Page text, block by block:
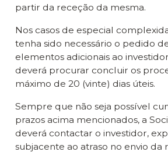
partir da receção da mesma.
Nos casos de especial
tenha sido necessário o pedido
elementos adicionais ao
deverá procurar concluir os
máximo de 20 (vinte) dias úteis.
Sempre que não seja possível
prazos acima mencionados, a
deverá contactar o investidor,
subjacente ao atraso no envio da